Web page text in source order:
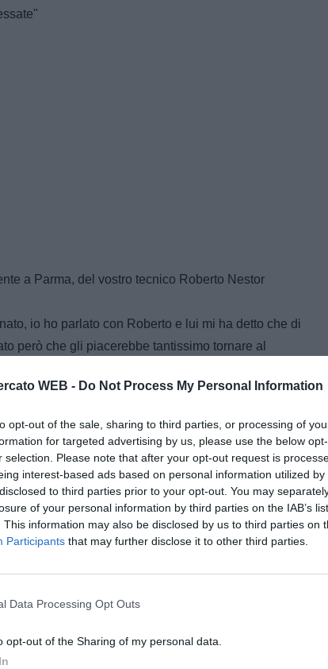
WEB - Do Not Process My Personal Information
opt-out of the sale, sharing to third parties, or processing of
for targeted advertising by us, please use the below
selection. Please note that after your opt-out request is
interest-based ads based on personal information utilized
to third parties prior to your opt-out. You may
of your personal information by third parties on the IAB’s
This information may also be disclosed by us to third parties on
Participants that may further disclose it to other third parties.
Data Processing Opt Outs
opt-out of the Sharing of my personal data.
a Parma, del vostro tecnico Roberto Nestor
io ho parlato con Roberto e lui mi ha detto che di
però che gli piacerebbe tantissimo tornare al
farà subito ma solo tra un anno".
Boghossian che sembra interessare alla
e il cartellino appartiene al C.A Cerro di
ho parlato finora. Magari le società hanno già
Il difensore Juan Manuel Insaurralde? In Italia è
comunitario. Questo è il migliore dei difensori
anche superiore al suo ex compagno Nicolas
Vangioni e Sperdutti? Sono due giovani
un futuro brillante. L'Italia per il momento è lontana
nel passato. "Arrivai in Italia nel 1988 alla Lazio
specie i cinque anni di Cremona, il mio